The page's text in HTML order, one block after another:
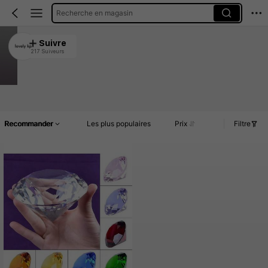
Recherche en magasin
lovely kp
4.88
Suivre
217 Suiveurs
Recommander Les plus populaires Prix Filtre